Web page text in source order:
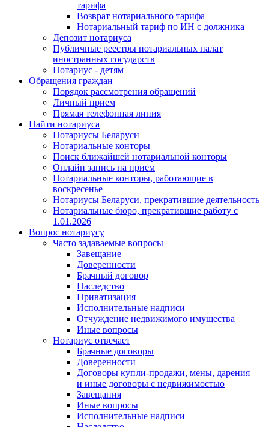
тарифа
Возврат нотариального тарифа
Нотариальный тариф по ИН с должника
Депозит нотариуса
Публичные реестры нотариальных палат
иностранных государств
Нотариус - детям
Обращения граждан
Порядок рассмотрения обращений
Личный прием
Прямая телефонная линия
Найти нотариуса
Нотариусы Беларуси
Нотариальные конторы
Поиск ближайшей нотариальной конторы
Онлайн запись на прием
Нотариальные конторы, работающие в
воскресенье
Нотариусы Беларуси, прекратившие деятельность
Нотариальные бюро, прекратившие работу с
1.01.2026
Вопрос нотариусу
Часто задаваемые вопросы
Завещание
Доверенности
Брачный договор
Наследство
Приватизация
Исполнительные надписи
Отчуждение недвижимого имущества
Иные вопросы
Нотариус отвечает
Брачные договоры
Доверенности
Договоры купли-продажи, мены, дарения
и иные договоры с недвижимостью
Завещания
Иные вопросы
Исполнительные надписи